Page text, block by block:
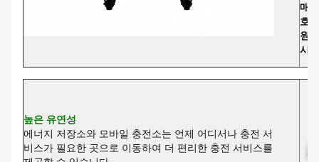
매
호
원
시
높은 유연성
에너지 저장소와 모바일 충전소는 언제 어디서나 충전 서
비스가 필요한 곳으로 이동하여 더 편리한 충전 서비스를